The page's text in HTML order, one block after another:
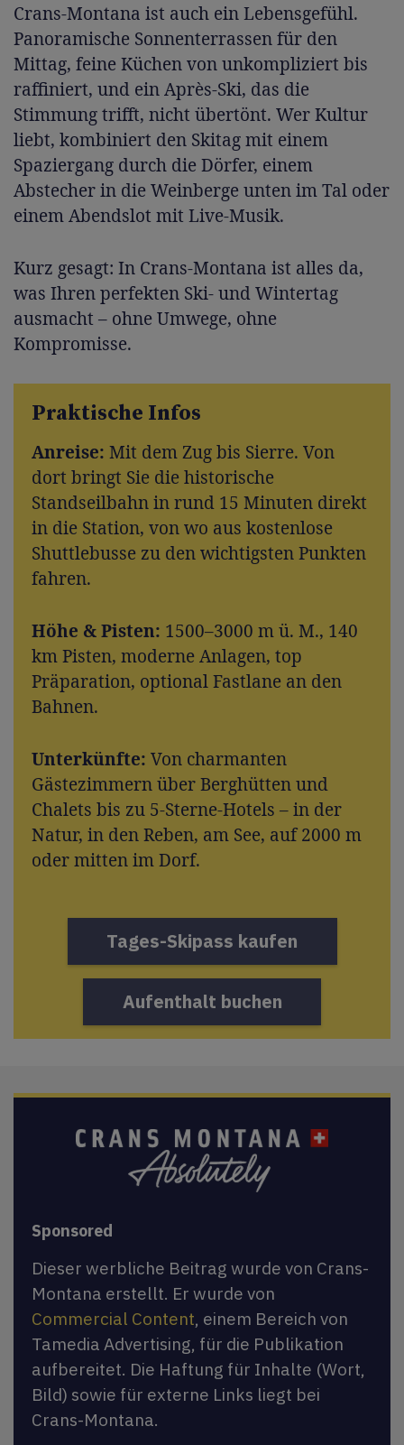
Crans-Montana ist auch ein Lebensgefühl.
Panoramische Sonnenterrassen für den
Mittag, feine Küchen von unkompliziert bis
raffiniert, und ein Après-Ski, das die
Stimmung trifft, nicht übertönt. Wer Kultur
liebt, kombiniert den Skitag mit einem
Spaziergang durch die Dörfer, einem
Abstecher in die Weinberge unten im Tal oder
einem Abendslot mit Live-Musik.
Kurz gesagt: In Crans-Montana ist alles da,
was Ihren perfekten Ski- und Wintertag
ausmacht – ohne Umwege, ohne
Kompromisse.
Praktische Infos
Anreise: Mit dem Zug bis Sierre. Von
dort bringt Sie die historische
Standseilbahn in rund 15 Minuten direkt
in die Station, von wo aus kostenlose
Shuttlebusse zu den wichtigsten Punkten
fahren.
Höhe & Pisten: 1500–3000 m ü. M., 140
km Pisten, moderne Anlagen, top
Präparation, optional Fastlane an den
Bahnen.
Unterkünfte: Von charmanten
Gästezimmern über Berghütten und
Chalets bis zu 5-Sterne-Hotels – in der
Natur, in den Reben, am See, auf 2000 m
oder mitten im Dorf.
Tages-Skipass kaufen
Aufenthalt buchen
Sponsored
Dieser werbliche Beitrag wurde von Crans-
Montana erstellt. Er wurde von
Commercial Content, einem Bereich von
Tamedia Advertising, für die Publikation
aufbereitet. Die Haftung für Inhalte (Wort,
Bild) sowie für externe Links liegt bei
Crans-Montana.